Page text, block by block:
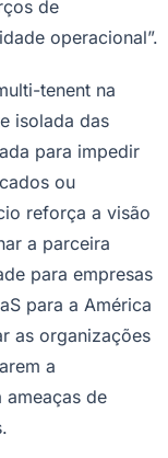
de
operacional”.
tenent na
isolada das
para impedir
ou
reforça a visão
a parceira
para empresas
para a América
as organizações
a
de